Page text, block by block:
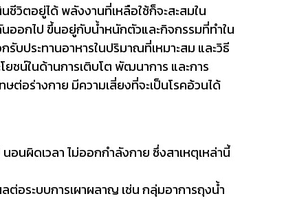
ชีวิตอยู่ได้ พลังงานที่เหลือใช้ก็จะสะสมใน
ออกไป ขึ้นอยู่กับน้ำหนักตัวและกิจกรรมที่ทำใน
บประทานอาหารในปริมาณที่เหมาะสม และวิธี
ยชน์ในด้านการเติบโต พัฒนาการ และการ
อร่างกาย มีความเสี่ยงที่จะเป็นโรคอ้วนได้
อนผิดเวลา ไม่ออกกำลังกาย ซึ่งสาเหตุเหล่านี้
อระบบการเผาผลาญ เช่น กลุ่มอาการถุงน้ำ